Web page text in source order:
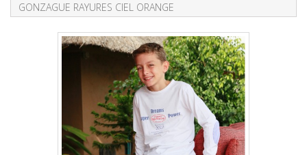
GONZAGUE RAYURES CIEL ORANGE